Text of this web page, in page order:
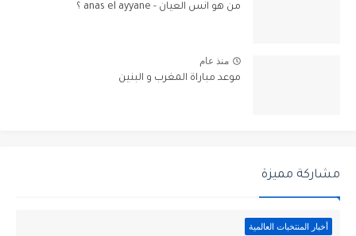
من هو انس العيان - anas el ayyane ؟
منذ عام
موعد مباراة المغرب و البنين
مشاركة مميزة
أخبار المنتخبات العالمية